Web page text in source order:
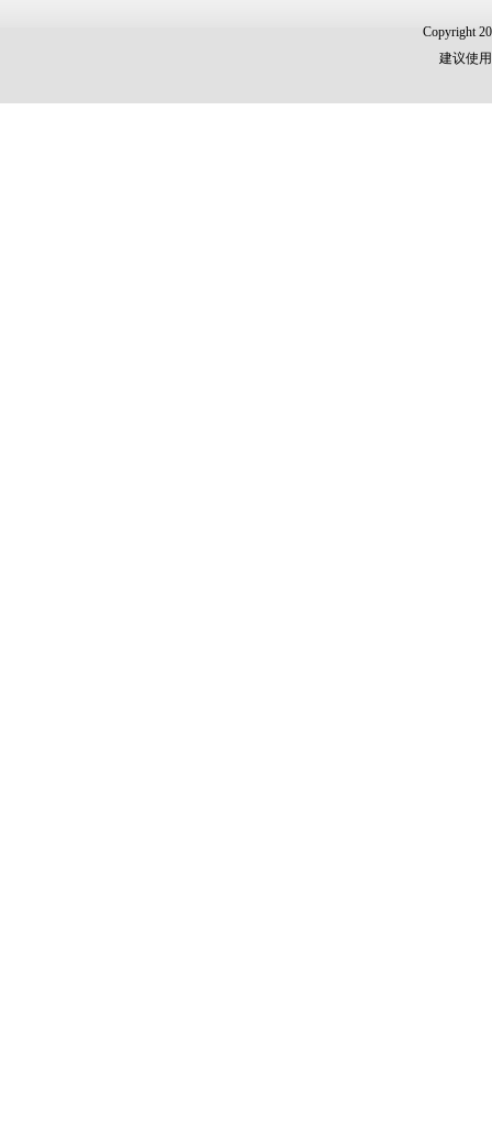
Copyright
建议使